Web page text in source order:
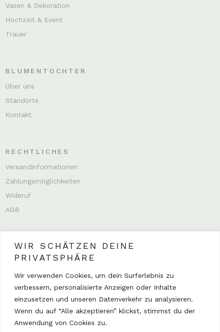
WIR SCHÄTZEN DEINE
PRIVATSPHÄRE
Wir verwenden Cookies, um dein Surferlebnis zu
verbessern, personalisierte Anzeigen oder Inhalte
einzusetzen und unseren Datenverkehr zu analysieren.
Wenn du auf “Alle akzeptieren” klickst, stimmst du der
Anwendung von Cookies zu.
Vasen & Dekoration
Hochzeit & Event
Trauer
BLUMENTOCHTER
Über uns
Standorte
Kontakt
RECHTLICHES
Versandinformationen
Zahlungsmöglichkeiten
Wideruf
AGB
INSTAGRAM